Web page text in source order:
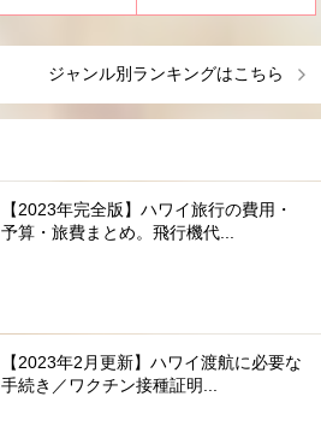
ジャンル別ランキングはこちら
【2023年完全版】ハワイ旅行の費用・
予算・旅費まとめ。飛行機代...
【2023年2月更新】ハワイ渡航に必要な
手続き／ワクチン接種証明...